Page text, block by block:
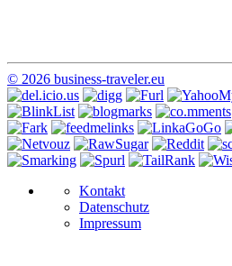
© 2026 business-traveler.eu
Kontakt
Datenschutz
Impressum